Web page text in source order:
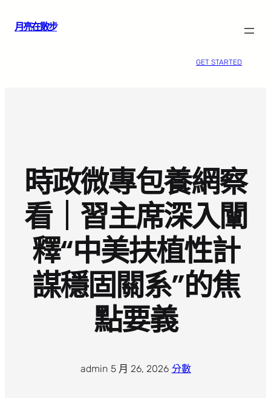
月亮在散步
GET STARTED
時政微專包養網察
看｜習主席深入闡
釋“中美扶植性計
謀穩固關系”的焦
點要義
admin· 5 月 26, 2026· 分數